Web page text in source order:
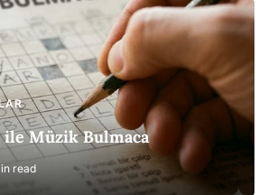
Müzik Bulmaca
read